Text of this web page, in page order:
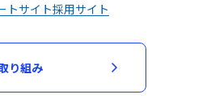
トサイト採用サイト
り組み